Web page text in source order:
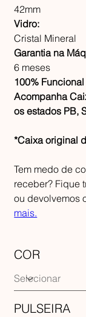
42mm
Vidro:
Cristal Mineral
Garantia na
6 meses
100% Funcional
Acompanha
os estados PB,
*Caixa original
Tem medo de
receber? Fique
ou devolvemos
mais.
COR
PULSEIRA